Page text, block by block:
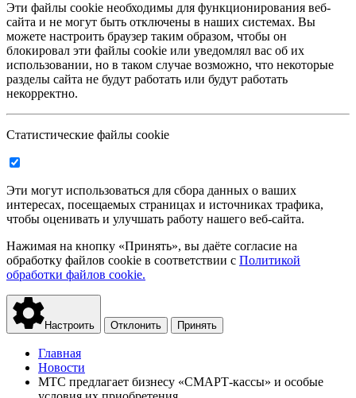
Эти файлы cookie необходимы для функционирования веб-
сайта и не могут быть отключены в наших системах. Вы
можете настроить браузер таким образом, чтобы он
блокировал эти файлы cookie или уведомлял вас об их
использовании, но в таком случае возможно, что некоторые
разделы сайта не будут работать или будут работать
некорректно.
Статистические файлы cookie
Эти могут использоваться для сбора данных о ваших
интересах, посещаемых страницах и источниках трафика,
чтобы оценивать и улучшать работу нашего веб-сайта.
Нажимая на кнопку «Принять», вы даёте согласие на
обработку файлов cookie в соответствии с Политикой
обработки файлов cookie.
Настроить Отклонить Принять
Главная
Новости
МТС предлагает бизнесу «СМАРТ-кассы» и особые